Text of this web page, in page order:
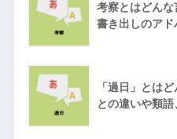
考察とはどん
書き出しのア
「過日」とは
との違いや類